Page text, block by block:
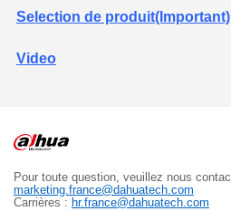
Selection de produit(Important)
Video
Pour toute question, veuillez nous
marketing.france@dahuatech.com
Carrières : hr.france@dahuatech.com